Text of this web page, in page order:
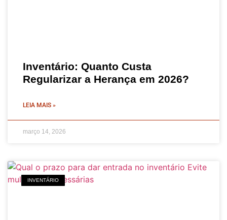
Inventário: Quanto Custa
Regularizar a Herança em 2026?
LEIA MAIS »
março 14, 2026
INVENTÁRIO